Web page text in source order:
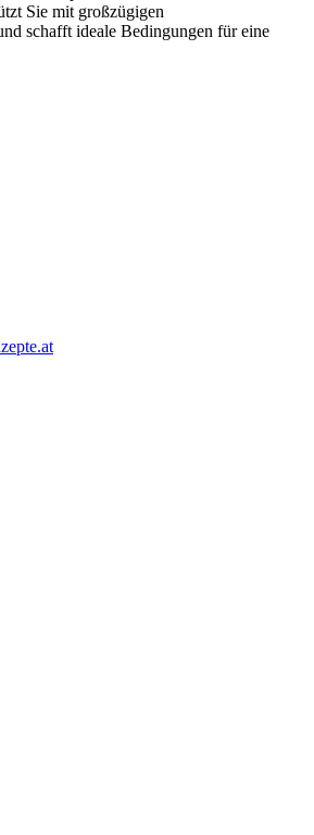
Sie mit großzügigen
schafft ideale Bedingungen für eine